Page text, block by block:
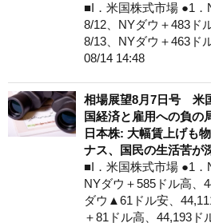
■I．米国株式市場 ●1
8/12、NYダウ＋483ド
8/13、NYダウ＋463ド
08/14 14:48
相場展望8月7日号 米
国経済と雇用への負
日本株: 大幅賃上げも
ナス、国民の生活苦が
■I．米国株式市場 ●1
NYダウ＋585ドル高
ダウ▲61ドル安、
＋81ドル高、44,193ド